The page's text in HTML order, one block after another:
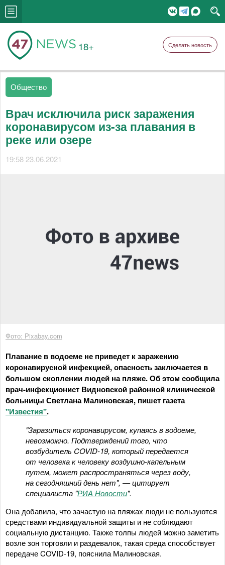
18+ Сделать новость
Общество
Врач исключила риск заражения
коронавирусом из-за плавания в
реке или озере
19:58 23.06.2021
Фото: Pixabay.com
Плавание в водоеме не приведет к заражению
коронавирусной инфекцией, опасность заключается в
большом скоплении людей на пляже. Об этом сообщила
врач-инфекционист Видновской районной клинической
больницы Светлана Малиновская, пишет газета
"Известия".
"Заразиться коронавирусом, купаясь в водоеме,
невозможно. Подтверждений того, что
возбудитель COVID-19, который передается
от человека к человеку воздушно-капельным
путем, может распространяться через воду,
на сегодняшний день нет", — цитирует
специалиста "РИА Новости".
Она добавила, что зачастую на пляжах люди не пользуются
средствами индивидуальной защиты и не соблюдают
социальную дистанцию. Также толпы людей можно заметить
возле зон торговли и раздевалок, такая среда способствует
передаче COVID-19, пояснила Малиновская.